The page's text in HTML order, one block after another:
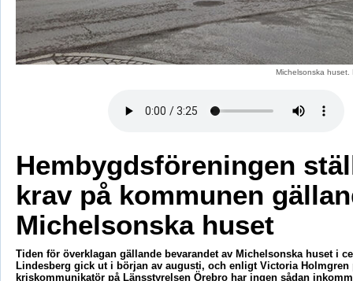
Michelsonska
Hembygdsföreningen
krav på kommunen
Michelsonska huset
Tiden för överklagan gällande bevarandet av Michelsonska huset i
Lindesberg gick ut i början av augusti, och enligt Victoria Holmgren
kriskommunikatör på Länsstyrelsen Örebro har ingen sådan